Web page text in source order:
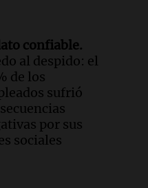
confiable.
al despido: el
de los
sufrió
por sus
sociales